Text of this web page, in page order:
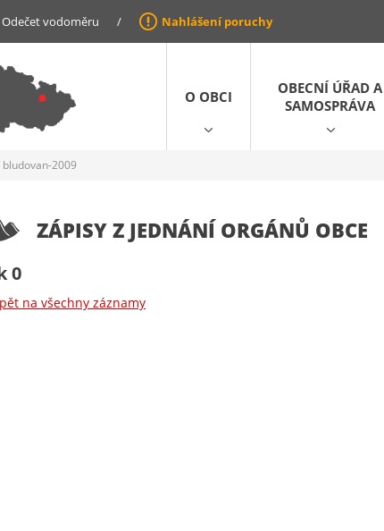
Odečet vodoměru / Nahlášení poruchy
O OBCI
OBECNÍ ÚŘAD A
SAMOSPRÁVA
bludovan-2009
ZÁPISY Z JEDNÁNÍ ORGÁNŮ OBCE
0
na všechny záznamy